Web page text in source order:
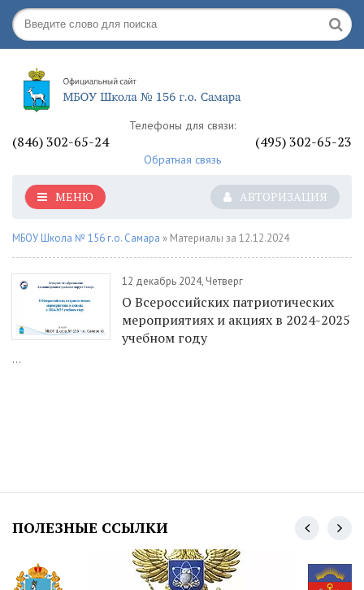
Телефоны для связи:
(846) 302-65-24 (495) 302-65-23
Обратная связь
АВТОРИЗАЦИЯ
МЕНЮ
МБОУ Школа № 156 г.о. Самара » Материалы за 12.12.2024
12 декабрь 2024, Четверг
О Всероссийских патриотических
мероприятиях и акциях в 2024-2025
учебном году
...
ПОЛЕЗНЫЕ ССЫЛКИ